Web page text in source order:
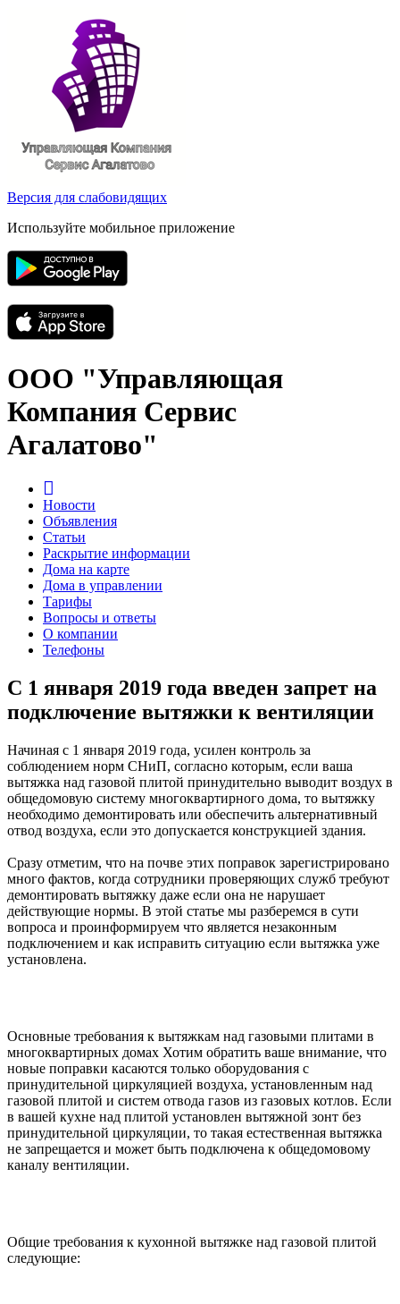
Версия для слабовидящих
Используйте мобильное приложение
ООО "Управляющая
Компания Сервис
Агалатово"
Новости
Объявления
Статьи
Раскрытие информации
Дома на карте
Дома в управлении
Тарифы
Вопросы и ответы
О компании
Телефоны
С 1 января 2019 года введен запрет на
подключение вытяжки к вентиляции
Начиная с 1 января 2019 года, усилен контроль за
соблюдением норм СНиП, согласно которым, если ваша
вытяжка над газовой плитой принудительно выводит воздух в
общедомовую систему многоквартирного дома, то вытяжку
необходимо демонтировать или обеспечить альтернативный
отвод воздуха, если это допускается конструкцией здания.
Сразу отметим, что на почве этих поправок зарегистрировано
много фактов, когда сотрудники проверяющих служб требуют
демонтировать вытяжку даже если она не нарушает
действующие нормы. В этой статье мы разберемся в сути
вопроса и проинформируем что является незаконным
подключением и как исправить ситуацию если вытяжка уже
установлена.
Основные требования к вытяжкам над газовыми плитами в
многоквартирных домах Хотим обратить ваше внимание, что
новые поправки касаются только оборудования с
принудительной циркуляцией воздуха, установленным над
газовой плитой и систем отвода газов из газовых котлов. Если
в вашей кухне над плитой установлен вытяжной зонт без
принудительной циркуляции, то такая естественная вытяжка
не запрещается и может быть подключена к общедомовому
каналу вентиляции.
Общие требования к кухонной вытяжке над газовой плитой
следующие: